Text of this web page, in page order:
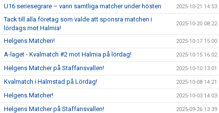
U16 seriesegrare – vann samtliga matcher under hösten 2025-10-21 14:53
Tack till alla företag som valde att sponsra matchen i
lördags mot Halmia!
2025-10-20 08:22
Helgens Matchen! 2025-10-17 15:00
A-laget - Kvalmatch #2 mot Halmia på lördag! 2025-10-15 16:02
Helgens Matcher på Staffansvallen! 2025-10-10 13:01
Kvalmatch i Halmstad på Lördag! 2025-10-08 14:21
Helgens Matcher! 2025-10-03 14:03
Helgens Matcher på Staffansvallen! 2025-09-26 13:39